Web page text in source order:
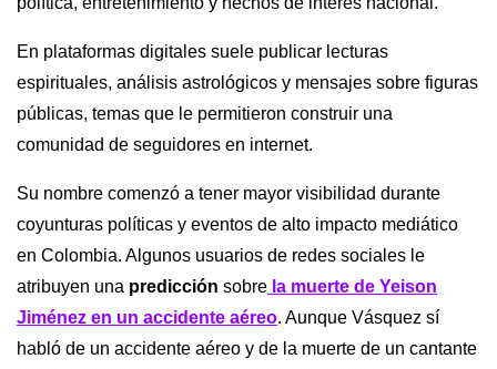
En plataformas digitales suele publicar lecturas
espirituales, análisis astrológicos y mensajes sobre figuras
públicas, temas que le permitieron construir una
comunidad de seguidores en internet.
Su nombre comenzó a tener mayor visibilidad durante
coyunturas políticas y eventos de alto impacto mediático
en Colombia. Algunos usuarios de redes sociales le
atribuyen una predicción sobre la muerte de Yeison
Jiménez en un accidente aéreo. Aunque Vásquez sí
habló de un accidente aéreo y de la muerte de un cantante